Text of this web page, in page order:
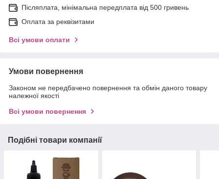
Післяплата, мінімальна передплата від 500 гривень
Оплата за реквізитами
Всі умови оплати
Умови повернення
Законом не передбачено повернення та обмін даного товару
належної якості
Всі умови повернення
Подібні товари компанії